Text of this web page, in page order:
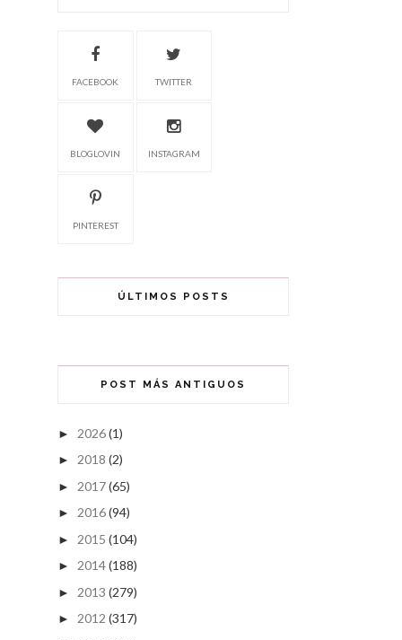
FACEBOOK TWITTER
BLOGLOVIN INSTAGRAM
PINTEREST
ÚLTIMOS POSTS
POST MÁS ANTIGUOS
► 2026(1)
► 2018 (2)
► 2017(65)
► 2016(94)
► 2015 (104)
► 2014(188)
► 2013 (279)
► 2012 (317)